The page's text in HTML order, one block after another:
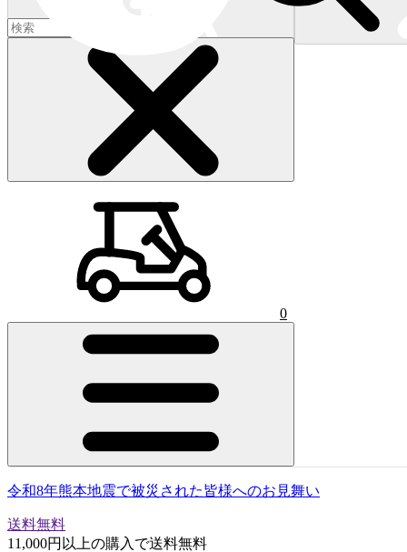
ショッピングカート 0)
0
令和8年熊本地震で被災された皆様へのお見舞い
送料無料
11,000円以上の購入で送料無料